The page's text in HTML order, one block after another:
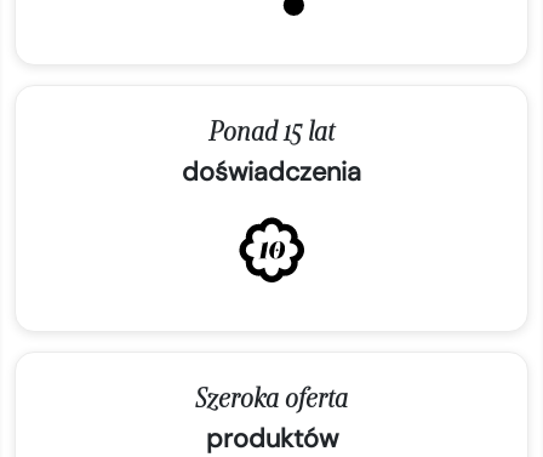
Ponad 15 lat
doświadczenia
Szeroka oferta
produktów